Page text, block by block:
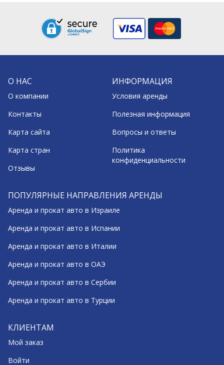
О НАС
О компании
Контакты
Карта сайта
Карта стран
Отзывы
ИНФОРМАЦИЯ
Условия аренды
Полезная информация
Вопросы и ответы
Политика
конфиденциальности
ПОПУЛЯРНЫЕ НАПРАВЛЕНИЯ АРЕНДЫ
Аренда и прокат авто в Израиле
Аренда и прокат авто в Испании
Аренда и прокат авто в Италии
Аренда и прокат авто в ОАЭ
Аренда и прокат авто в Сербии
Аренда и прокат авто в Турции
КЛИЕНТАМ
Мой заказ
Войти